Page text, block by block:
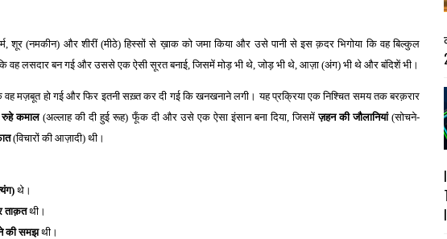
शूर (नमकीन) और शीरीं (मीठे) हिस्सों से ख़ाक को जमा किया और उसे पानी से इस क़दर भिगोया कि वह बिल्कुल
वह लसदार बन गई और उससे एक ऐसी सूरत बनाई, जिसमें मोड़ भी थे, जोड़ भी थे, आज़ा (अंग) भी थे और बंदिशें भी।
मज़बूत हो गई और फिर इतनी सख़्त कर दी गई कि खनखनाने लगी। यह प्रक्रिया एक निश्चित समय तक बरक़रार
रुहे कमाल(अल्लाह की दी हुई रूह) फूँक दी और उसे एक ऐसा इंसान बना दिया, जिसमेंज़हन की जौलानियां(सोचने-
(विचारों की आज़ादी) थी।
थे।
ताक़तथी।
की समझथी।